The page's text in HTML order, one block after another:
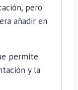
pero
añadir en
permite
y la